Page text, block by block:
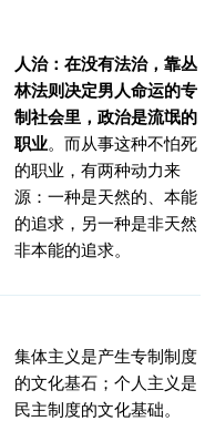
人治：在没有法治，靠丛
林法则决定男人命运的专
制社会里，政治是流氓的
职业。而从事这种不怕死
的职业，有两种动力来
源：一种是天然的、本能
的追求，另一种是非天然
非本能的追求。
集体主义是产生专制制度
的文化基石；个人主义是
民主制度的文化基础。